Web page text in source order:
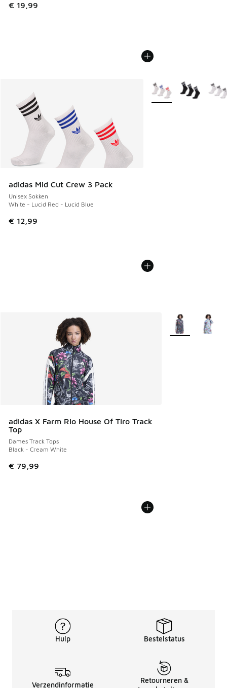
€ 19,99
adidas Mid Cut Crew 3 Pack
Unisex Sokken
White - Lucid Red - Lucid Blue
€ 12,99
Meer kleuren
adidas X Farm Rio House Of Tiro Track
Top
Dames Track Tops
Black - Cream White
€ 79,99
Meer kleuren
Hulp Bestelstatus
Verzendinformatie
Retourneren &